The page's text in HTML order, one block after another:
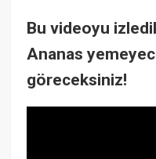
Bu videoyu
Ananas
göreceksiniz!